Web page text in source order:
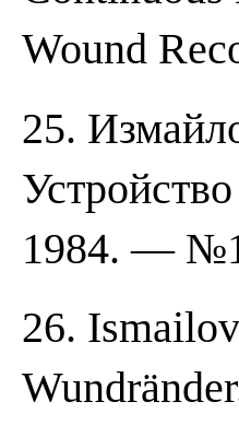
Wound
25.
1984. —
26.